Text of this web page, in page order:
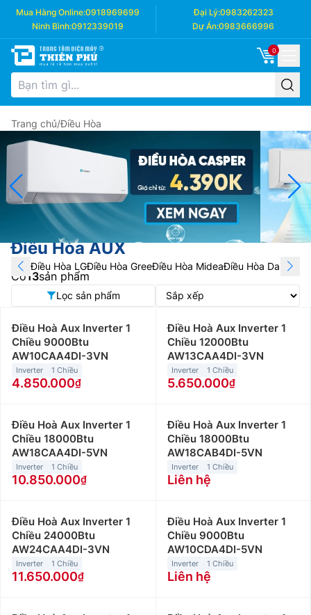
Mua Hàng Online:0918969699 Đại Lý:0983262323
Ninh Bình:0912339019 Dự Án:0983666996
0
Trang chủ/Điều Hòa
Điều Hòa AUX
Điều Hòa LGĐiều Hòa GreeĐiều Hòa MideaĐiều Hòa Daikin
Có 13sản phẩm
Lọc sản phẩm
Điều Hoà Aux Inverter 1
Chiều 9000Btu
AW10CAA4DI-3VN
Inverter 1 Chiều
4.850.000
Điều Hoà Aux Inverter 1
Chiều 12000Btu
AW13CAA4DI-3VN
Inverter 1 Chiều
5.650.000
Điều Hoà Aux Inverter 1
Chiều 18000Btu
AW18CAA4DI-5VN
Inverter 1 Chiều
10.850.000
Điều Hoà Aux Inverter 1
Chiều 18000Btu
AW18CAB4DI-5VN
Inverter 1 Chiều
Liên hệ
Điều Hoà Aux Inverter 1
Chiều 24000Btu
AW24CAA4DI-3VN
Inverter 1 Chiều
11.650.000
Điều Hoà Aux Inverter 1
Chiều 9000Btu
AW10CDA4DI-5VN
Inverter 1 Chiều
Liên hệ